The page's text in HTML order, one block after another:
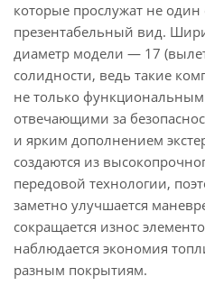
которые прослужат не один
презентабельный вид.
диаметр модели — 17
солидности, ведь такие
не только
отвечающими за
и ярким дополнением
создаются из
передовой технологии,
заметно улучшается
сокращается износ
наблюдается экономия
разным покрытиям.